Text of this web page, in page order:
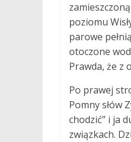
poziomu
parowe
otoczone
Prawda, że z
Po prawej
Pomny słów
chodzić” i ja
związkach.